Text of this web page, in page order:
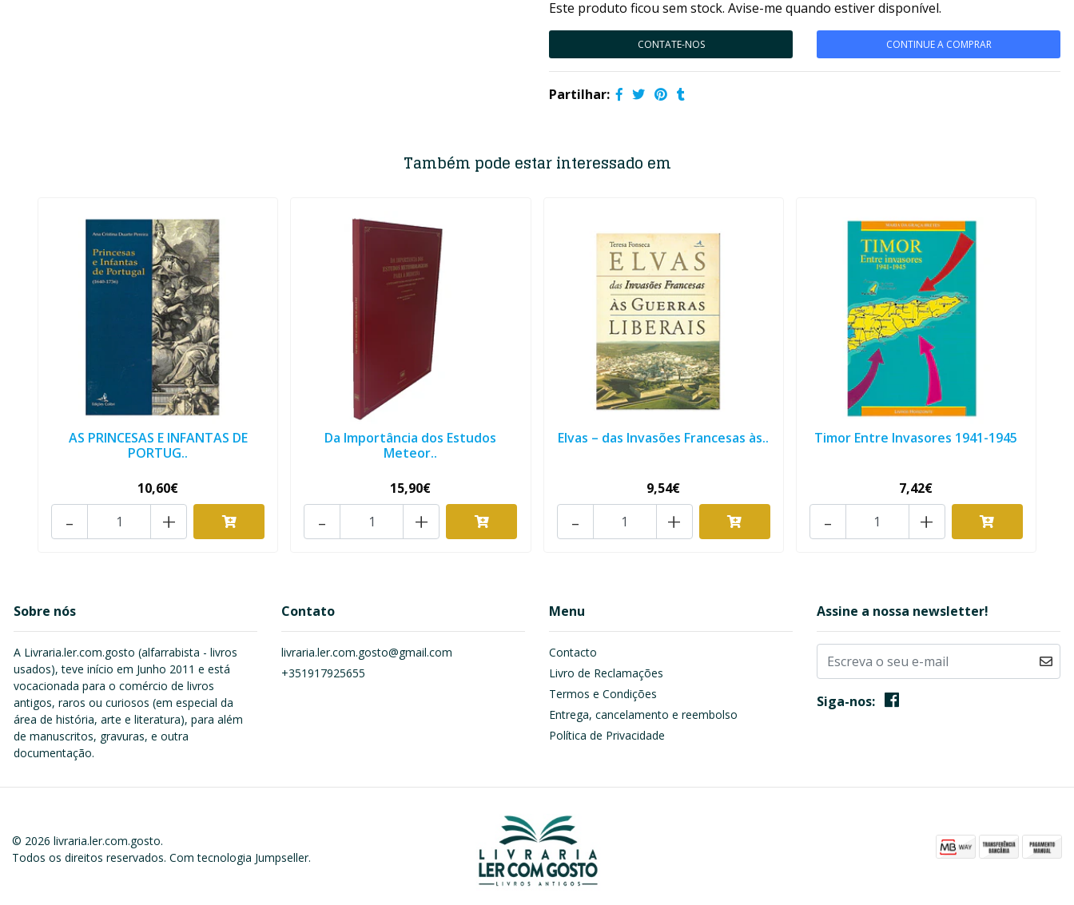
Este produto ficou sem stock. Avise-me quando estiver disponível.
CONTATE-NOS CONTINUE A COMPRAR
Partilhar:
Também pode estar interessado em
AS PRINCESAS E INFANTAS DE
PORTUG..
10,60€
+
-
Da Importância dos Estudos
Meteor..
15,90€
+
-
Elvas – das Invasões Francesas às..
9,54€
+
-
Timor Entre Invasores 1941-1945
7,42€
+
-
Sobre nós
A Livraria.ler.com.gosto (alfarrabista - livros
usados), teve início em Junho 2011 e está
vocacionada para o comércio de livros
antigos, raros ou curiosos (em especial da
área de história, arte e literatura), para além
de manuscritos, gravuras, e outra
documentação.
Contato
livraria.ler.com.gosto@gmail.com
+351917925655
Menu
Contacto
Livro de Reclamações
Termos e Condições
Entrega, cancelamento e reembolso
Política de Privacidade
Assine a nossa newsletter!
Siga-nos:
© 2026 livraria.ler.com.gosto.
Todos os direitos reservados. Com tecnologia Jumpseller.